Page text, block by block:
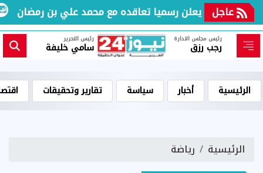
عاجل
القطري يعلن رسميا تعاقده مع محمد علي بن رمضان
رئيس مجلس الادارة
رجب رزق
رئيس التحرير
سامي خليفة
الرئيسية أخبار سياسة تقارير وتحقيقات
الرئيسية رياضة